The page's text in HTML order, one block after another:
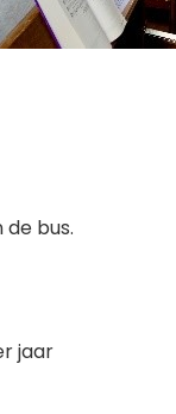
bus.
jaar